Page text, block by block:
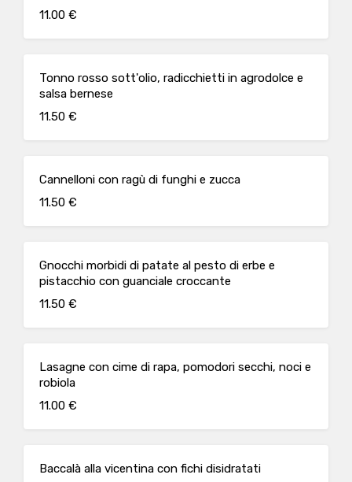
11.00 €
Tonno rosso sott'olio, radicchietti in agrodolce e
salsa bernese
11.50 €
Cannelloni con ragù di funghi e zucca
11.50 €
Gnocchi morbidi di patate al pesto di erbe e
pistacchio con guanciale croccante
11.50 €
Lasagne con cime di rapa, pomodori secchi, noci e
robiola
11.00 €
Baccalà alla vicentina con fichi disidratati